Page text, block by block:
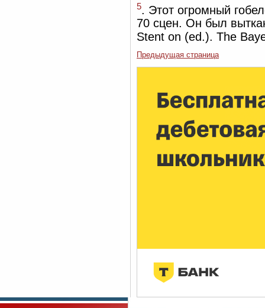
5. Этот огромный
70 сцен. Он был
Stent on (ed.). The
Предыдущая страница